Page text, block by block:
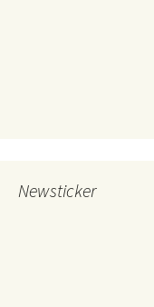
Newsticker